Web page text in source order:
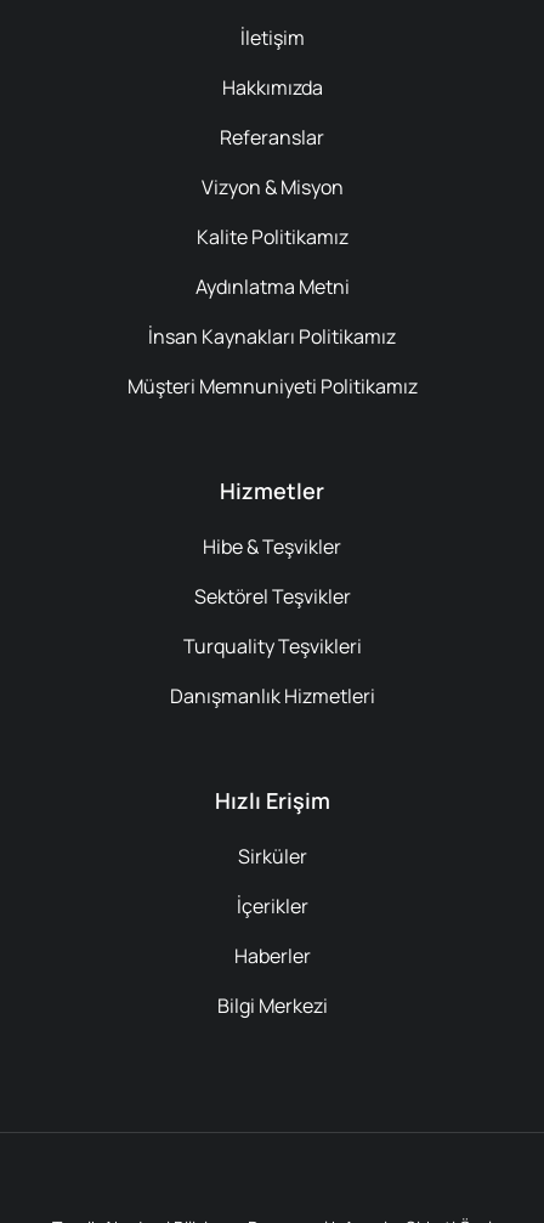
İletişim
Hakkımızda
Referanslar
Vizyon & Misyon
Kalite Politikamız
Aydınlatma Metni
İnsan Kaynakları Politikamız
Müşteri Memnuniyeti Politikamız
Hizmetler
Hibe & Teşvikler
Sektörel Teşvikler
Turquality Teşvikleri
Danışmanlık Hizmetleri
Hızlı Erişim
Sirküler
İçerikler
Haberler
Bilgi Merkezi